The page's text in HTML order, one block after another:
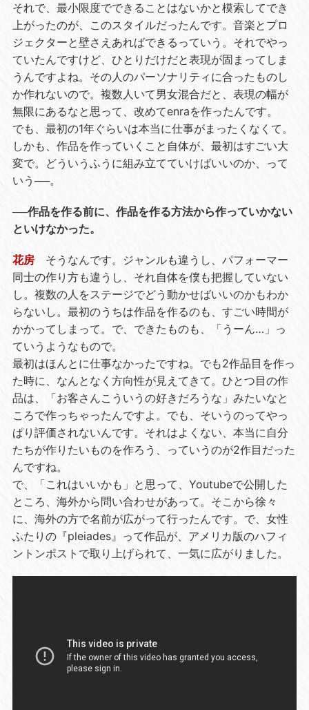
それで、最小限度でできることはないかと模索してでき
上がったのが、このスタイルだったんです。音楽とプロ
ジェクターと壁さえあればできるっていう。それでやっ
ていたんですけど、ひとりだけだと表現が固まってしま
うんですよね。その人のパーソナリティに合ったものし
か作れないので。複数人いて男女混合だと、表現の幅が
無限にあるなと思って、改めてenraを作ったんです。
でも、最初の1年ぐらいは本当に仕事がまったくなくて。
しかも、作品を作っていくこと自体が、最初はすごい大
変で。どういうふうに組み立てていけばいいのか、って
いう──。
──作品を作る前に、作品を作る方法から作っていかない
といけなかった。
花房そうなんです。ジャンルも違うし、パフォーマー
同士の作り方も違うし、それ自体を僕も把握していない
し。複数の人をステージでどう動かせばいいのかもわか
らないし。最初のうちは作品を作るのも、すごい時間が
かかってしまって。で、できたものも、「うーん…」っ
ていうようなもので。
最初はほんとに仕事なかったですね。でも2作品目を作っ
た時に、なんとなく方向性が見えてきて。ひとつ目の作
品は、「お客さんこういうの好きだろうな」みたいなと
ころで作っちゃったんですよ。でも、そいうのってやっ
ぱり評価されないんです。それはよくない、本当に自分
たちが作りたいものを作ろう、っていうのが2作目だった
んですね。
で、「これはいいかも」と思って、Youtubeで公開した
ところ、海外から問い合わせがあって。そこから徐々
に、海外の方で名前が広がって行ったんです。で、女性
ふたりの『pleiades』って作品が、アメリカ版のハフィ
ントンポストで取り上げられて、一気に広がりました。